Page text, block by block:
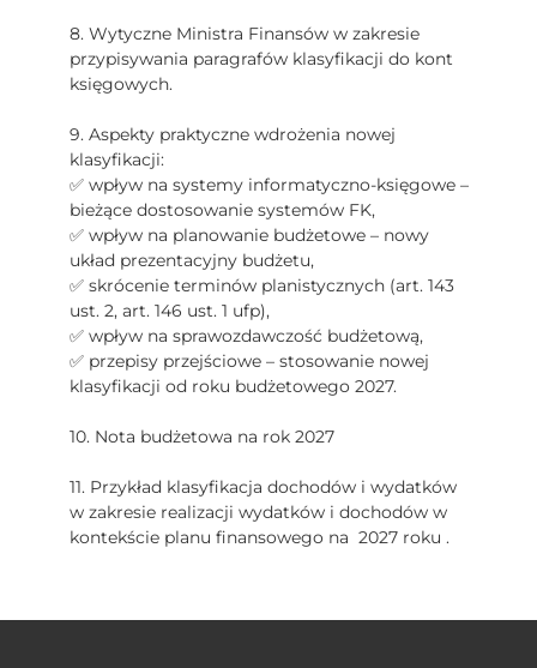
8. Wytyczne Ministra Finansów w zakresie
przypisywania paragrafów klasyfikacji do kont
księgowych.
9. Aspekty praktyczne wdrożenia nowej
klasyfikacji:
✅ wpływ na systemy informatyczno-księgowe –
bieżące dostosowanie systemów FK,
✅ wpływ na planowanie budżetowe – nowy
układ prezentacyjny budżetu,
✅ skrócenie terminów planistycznych (art. 143
ust. 2, art. 146 ust. 1 ufp),
✅ wpływ na sprawozdawczość budżetową,
✅ przepisy przejściowe – stosowanie nowej
klasyfikacji od roku budżetowego 2027.
10. Nota budżetowa na rok 2027
11. Przykład klasyfikacja dochodów i wydatków
w zakresie realizacji wydatków i dochodów w
kontekście planu finansowego na 2027 roku .